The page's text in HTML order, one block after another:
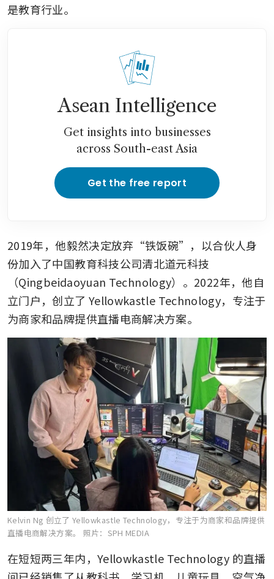
是教育行业。
Asean Intelligence
Get insights into businesses
across South-east Asia
Get the free report
2019年，他毅然决定放弃“铁饭碗”，以合伙人身
份加入了中国教育科技公司清北道元科技
（Qingbeidaoyuan Technology）。2022年，他自
立门户，创立了 Yellowkastle Technology，专注于
为商家和品牌提供直播电商解决方案。
Kelvin Ng 创立了 Yellowkastle Technology，专注于为商家和品牌提供
直播电商解决方案。 照片：SPH MEDIA
在短短两三年内，Yellowkastle Technology 的直播